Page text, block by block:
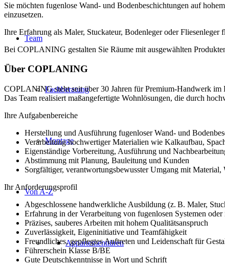
Team
Fachberatung
Montage
Von A-Z
Appartementtüren
Sie möchten fugenlose Wand- und Bodenbeschichtungen auf
einzusetzen.
Ihre Erfahrung als Maler, Stuckateur, Bodenleger oder
Bei COPLANING gestalten Sie Räume mit ausgewählten
Über COPLANING
COPLANING steht seit über 30 Jahren für Premium-Handwerk im
Das Team realisiert maßangefertigte Wohnlösungen, die durch
Ihre Aufgabenbereiche
Herstellung und Ausführung fugenloser Wand- und
Verarbeitung hochwertiger Materialien wie Kalkaufbau,
Eigenständige Vorbereitung, Ausführung und
Abstimmung mit Planung, Bauleitung und Kunden
Sorgfältiger, verantwortungsbewusster Umgang mit Material,
Ihr Anforderungsprofil
Abgeschlossene handwerkliche Ausbildung (z. B. Maler,
Erfahrung in der Verarbeitung von fugenlosen Systemen
Präzises, sauberes Arbeiten mit hohem Qualitätsanspruch
Zuverlässigkeit, Eigeninitiative und Teamfähigkeit
Freundliches, gepflegtes Auftreten und Leidenschaft für
Führerschein Klasse B/BE
Gute Deutschkenntnisse in Wort und Schrift